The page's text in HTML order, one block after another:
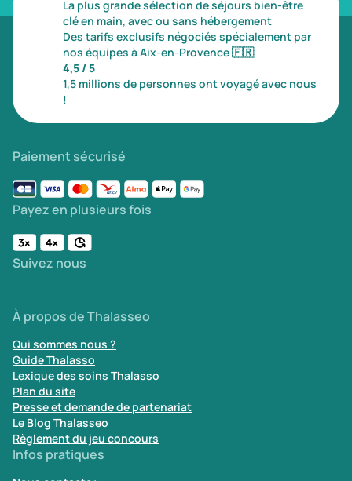
La plus grande sélection de séjours bien-être
clé en main, avec ou sans hébergement
Des tarifs exclusifs négociés spécialement par
nos équipes à Aix-en-Provence🇫🇷
4,5 / 5
1,5 millions de personnes ont voyagé avec nous
!
Paiement sécurisé
Payez en plusieurs fois
Suivez nous
À propos de Thalasseo
Qui sommes nous ?
Guide Thalasso
Lexique des soins Thalasso
Plan du site
Presse et demande de partenariat
Le Blog Thalasseo
Règlement du jeu concours
Infos pratiques